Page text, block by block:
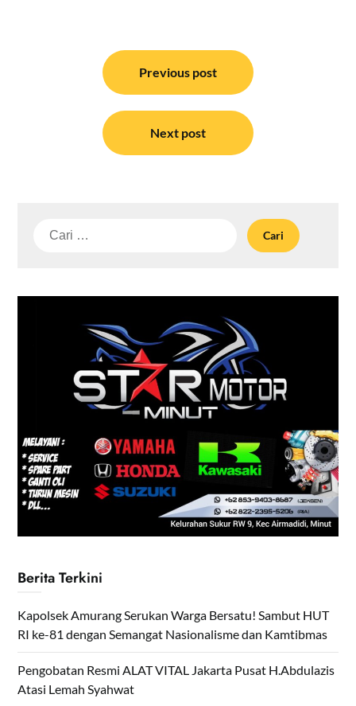
Previous post
Next post
Cari
Berita Terkini
Kapolsek Amurang Serukan Warga Bersatu! Sambut HUT
RI ke-81 dengan Semangat Nasionalisme dan Kamtibmas
Pengobatan Resmi ALAT VITAL Jakarta Pusat H.Abdulazis
Atasi Lemah Syahwat